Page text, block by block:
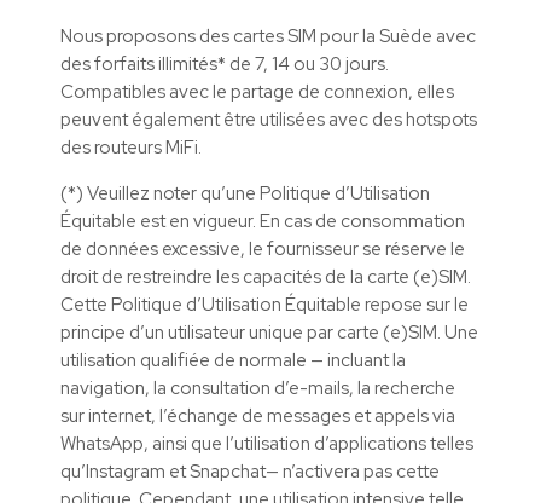
Nous proposons des cartes SIM pour la Suède avec
des forfaits illimités* de 7, 14 ou 30 jours.
Compatibles avec le partage de connexion, elles
peuvent également être utilisées avec des hotspots
des routeurs MiFi.
(*) Veuillez noter qu’une Politique d’Utilisation
Équitable est en vigueur. En cas de consommation
de données excessive, le fournisseur se réserve le
droit de restreindre les capacités de la carte (e)SIM.
Cette Politique d’Utilisation Équitable repose sur le
principe d’un utilisateur unique par carte (e)SIM. Une
utilisation qualifiée de normale — incluant la
navigation, la consultation d’e-mails, la recherche
sur internet, l’échange de messages et appels via
WhatsApp, ainsi que l’utilisation d’applications telles
qu’Instagram et Snapchat— n’activera pas cette